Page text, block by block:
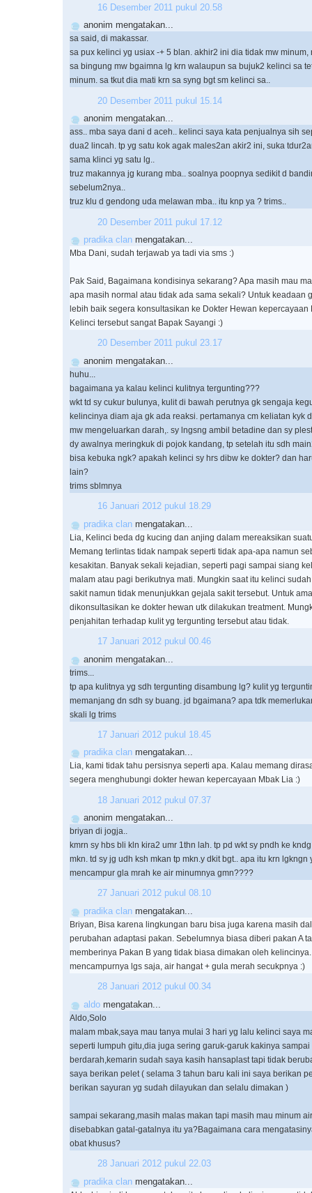
16 Desember 2011 pukul 20.58
anonim mengatakan...
sa said, di makassar.
sa pux kelinci yg usiax -+ 5 blan. akhir2 ini dia tidak mw minum,
sa bingung mw bgaimna lg krn walaupun sa bujuk2 kelinci sa
minum. sa tkut dia mati krn sa syng bgt sm kelinci sa..
20 Desember 2011 pukul 15.14
anonim mengatakan...
ass.. mba saya dani d aceh.. kelinci saya kata penjualnya sih
dua2 lincah. tp yg satu kok agak males2an akir2 ini, suka
sama klinci yg satu lg..
truz makannya jg kurang mba.. soalnya poopnya sedikit d
sebelum2nya..
truz klu d gendong uda melawan mba.. itu knp ya ? trims..
20 Desember 2011 pukul 17.12
pradika clan mengatakan...
Mba Dani, sudah terjawab ya tadi via sms :)
Pak Said, Bagaimana kondisinya sekarang? Apa masih mau
apa masih normal atau tidak ada sama sekali? Untuk keadaan
lebih baik segera konsultasikan ke Dokter Hewan kepercayaan
Kelinci tersebut sangat Bapak Sayangi :)
20 Desember 2011 pukul 23.17
anonim mengatakan...
huhu...
bagaimana ya kalau kelinci kulitnya tergunting???
wkt td sy cukur bulunya, kulit di bawah perutnya gk sengaja
kelincinya diam aja gk ada reaksi. pertamanya cm keliatan kyk
mw mengeluarkan darah,. sy lngsng ambil betadine dan sy
dy awalnya meringkuk di pojok kandang, tp setelah itu sdh
bisa kebuka ngk? apakah kelinci sy hrs dibw ke dokter? dan
lain?
trims sblmnya
16 Januari 2012 pukul 18.29
pradika clan mengatakan...
Lia, Kelinci beda dg kucing dan anjing dalam mereaksikan
Memang terlintas tidak nampak seperti tidak apa-apa namun
kesakitan. Banyak sekali kejadian, seperti pagi sampai siang
malam atau pagi berikutnya mati. Mungkin saat itu kelinci
sakit namun tidak menunjukkan gejala sakit tersebut. Untuk
dikonsultasikan ke dokter hewan utk dilakukan treatment.
penjahitan terhadap kulit yg tergunting tersebut atau tidak.
17 Januari 2012 pukul 00.46
anonim mengatakan...
trims...
tp apa kulitnya yg sdh tergunting disambung lg? kulit yg
memanjang dn sdh sy buang. jd bgaimana? apa tdk
skali lg trims
17 Januari 2012 pukul 18.45
pradika clan mengatakan...
Lia, kami tidak tahu persisnya seperti apa. Kalau memang
segera menghubungi dokter hewan kepercayaan Mbak Lia :)
18 Januari 2012 pukul 07.37
anonim mengatakan...
briyan di jogja..
kmrn sy hbs bli kln kira2 umr 1thn lah. tp pd wkt sy pndh ke
mkn. td sy jg udh ksh mkan tp mkn.y dkit bgt.. apa itu krn lgkngn
mencampur gla mrah ke air minumnya gmn????
27 Januari 2012 pukul 08.10
pradika clan mengatakan...
Briyan, Bisa karena lingkungan baru bisa juga karena masih
perubahan adaptasi pakan. Sebelumnya biasa diberi pakan A
memberinya Pakan B yang tidak biasa dimakan oleh
mencampurnya lgs saja, air hangat + gula merah secukpnya :)
28 Januari 2012 pukul 00.34
aldo mengatakan...
Aldo,Solo
malam mbak,saya mau tanya mulai 3 hari yg lalu kelinci saya
seperti lumpuh gitu,dia juga sering garuk-garuk kakinya sampai
berdarah,kemarin sudah saya kasih hansaplast tapi tidak
saya berikan pelet ( selama 3 tahun baru kali ini saya berikan
berikan sayuran yg sudah dilayukan dan selalu dimakan )
sampai sekarang,masih malas makan tapi masih mau minum
disebabkan gatal-gatalnya itu ya?Bagaimana cara
obat khusus?
28 Januari 2012 pukul 22.03
pradika clan mengatakan...